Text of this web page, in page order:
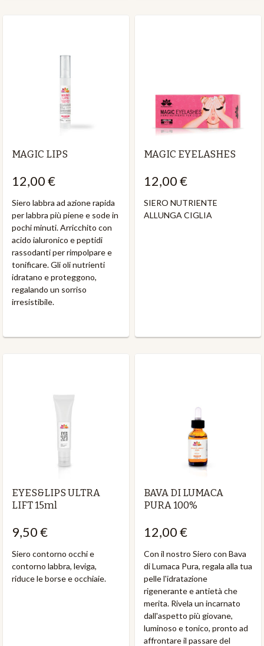
MAGIC LIPS
12,00 €
Siero labbra ad azione rapida
per labbra più piene e sode in
pochi minuti. Arricchito con
acido ialuronico e peptidi
rassodanti per rimpolpare e
tonificare. Gli oli nutrienti
idratano e proteggono,
regalando un sorriso
irresistibile.
MAGIC EYELASHES
12,00 €
SIERO NUTRIENTE
ALLUNGA CIGLIA
EYES&LIPS ULTRA
LIFT 15ml
9,50 €
Siero contorno occhi e
contorno labbra, leviga,
riduce le borse e occhiaie.
BAVA DI LUMACA
PURA 100%
12,00 €
Con il nostro Siero con Bava
di Lumaca Pura, regala alla tua
pelle l'idratazione
rigenerante e antietà che
merita. Rivela un incarnato
dall'aspetto più giovane,
luminoso e tonico, pronto ad
affrontare il passare del